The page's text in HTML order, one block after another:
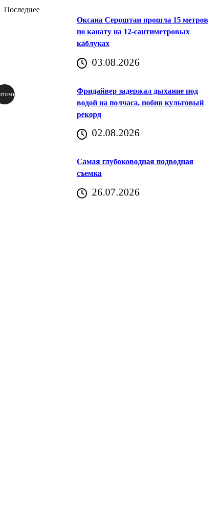
Последнее
Оксана Сероштан прошла 15 метров
по канату на 12-сантиметровых
каблуках
03.08.2026
Фридайвер задержал дыхание под
водой на полчаса, побив культовый
рекорд
02.08.2026
Самая глубоководная подводная
съемка
26.07.2026